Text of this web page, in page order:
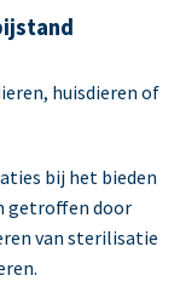
huisdieren of
bij het bieden
getroffen door
van sterilisatie